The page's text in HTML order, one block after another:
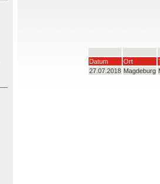
Datum Ort
27.07.2018 Magdeburg